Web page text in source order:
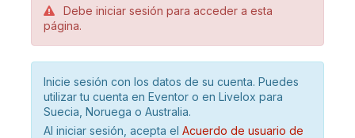
Debe iniciar sesión para acceder a esta
página.
Inicie sesión con los datos de su cuenta. Puedes
utilizar tu cuenta en Eventor o en Livelox para
Suecia, Noruega o Australia.
Al iniciar sesión, acepta el Acuerdo de usuario de